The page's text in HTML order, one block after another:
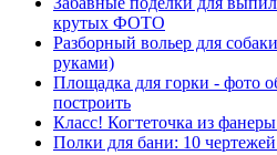
крутых ФОТО
Разборный вольер для
руками)
Площадка для горки - фото
построить
Класс! Когтеточка из
Полки для бани: 10